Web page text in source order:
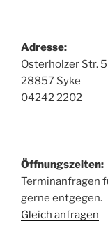
Adresse:
Osterholzer Str. 5
28857 Syke
04242 2202
Öffnungszeiten:
Terminanfragen
gerne entgegen.
Gleich anfragen